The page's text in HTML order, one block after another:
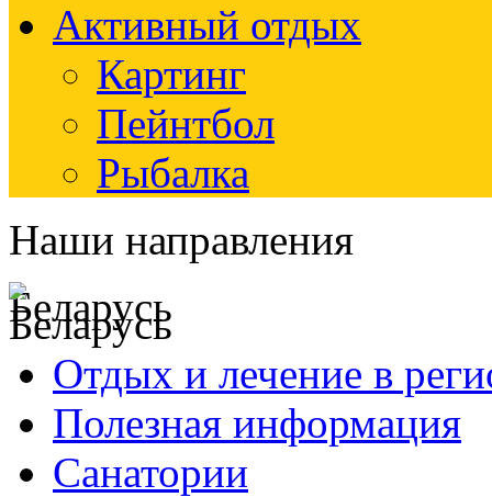
Активный отдых
Картинг
Пейнтбол
Рыбалка
Наши направления
Беларусь
Отдых и лечение в
Полезная информация
Санатории